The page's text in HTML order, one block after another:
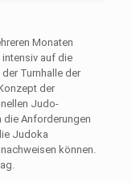
Mona­ten
auf die
Turnhalle der
der
Judo-
die Anforderungen
Judoka
können.